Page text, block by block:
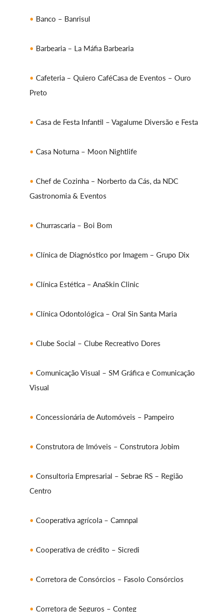
Banco – Banrisul
Barbearia – La Máfia Barbearia
Cafeteria – Quiero CaféCasa de Eventos – Ouro
Preto
Casa de Festa Infantil – Vagalume Diversão e Festa
Casa Noturna – Moon Nightlife
Chef de Cozinha – Norberto da Cás, da NDC
Gastronomia & Eventos
Churrascaria – Boi Bom
Clínica de Diagnóstico por Imagem – Grupo Dix
Clínica Estética – AnaSkin Clinic
Clínica Odontológica – Oral Sin Santa Maria
Clube Social – Clube Recreativo Dores
Comunicação Visual – SM Gráfica e Comunicação
Visual
Concessionária de Automóveis – Pampeiro
Construtora de Imóveis – Construtora Jobim
Consultoria Empresarial – Sebrae RS – Região
Centro
Cooperativa agrícola – Camnpal
Cooperativa de crédito – Sicredi
Corretora de Consórcios – Fasolo Consórcios
Corretora de Seguros – Conteg